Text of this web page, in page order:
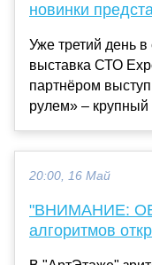
новинки
Уже третий день
выставка СТО
партнёром
рулем» – крупный
20:00, 16 Май
"ВНИМАНИЕ:
алгоритмов